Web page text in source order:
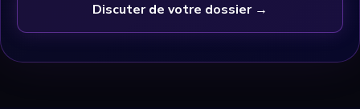
Discuter de votre dossier →